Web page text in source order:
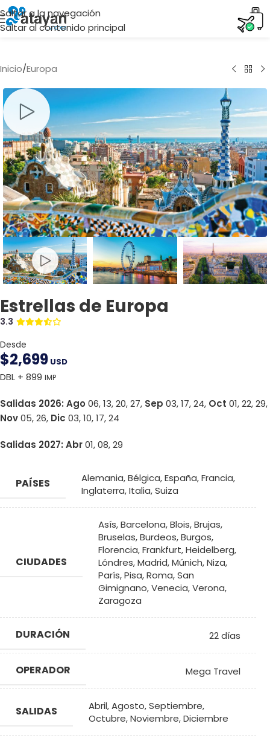
Saltar a la navegación
Saltar al contenido principal
Inicio/Europa
Estrellas de Europa
3.3
Desde
$2,699 USD
DBL + 899 IMP
Salidas 2026: Ago 06, 13, 20, 27, Sep 03, 17, 24, Oct 01, 22, 29,
Nov05, 26, Dic 03, 10, 17, 24
Salidas 2027: Abr01, 08, 29
PAÍSES Alemania,Bélgica,España,Francia,
Inglaterra,Italia,Suiza
CIUDADES
Asís,Barcelona,Blois,Brujas,
Bruselas,Burdeos,Burgos,
Florencia,Frankfurt,Heidelberg,
Lóndres,Madrid,Múnich,Niza,
París,Pisa,Roma,San
Gimignano,Venecia,Verona,
Zaragoza
DURACIÓN 22 días
OPERADOR Mega Travel
SALIDAS Abril,Agosto,Septiembre,
Octubre,Noviembre,Diciembre